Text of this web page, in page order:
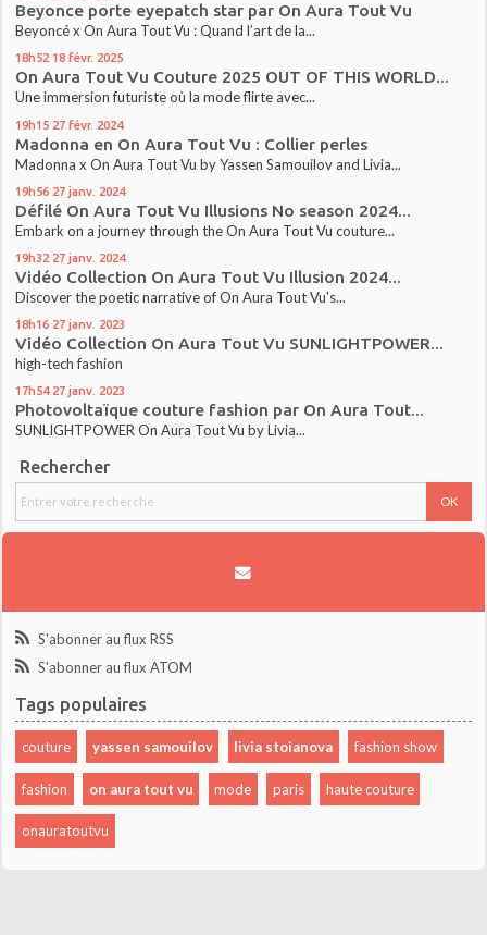
Beyonce porte eyepatch star par On Aura Tout Vu
Beyoncé x On Aura Tout Vu : Quand l’art de la...
18h52 18 févr. 2025
On Aura Tout Vu Couture 2025 OUT OF THIS WORLD...
Une immersion futuriste où la mode flirte avec...
19h15 27 févr. 2024
Madonna en On Aura Tout Vu : Collier perles
Madonna x On Aura Tout Vu by Yassen Samouilov and Livia...
19h56 27 janv. 2024
Défilé On Aura Tout Vu Illusions No season 2024...
Embark on a journey through the On Aura Tout Vu couture...
19h32 27 janv. 2024
Vidéo Collection On Aura Tout Vu Illusion 2024...
Discover the poetic narrative of On Aura Tout Vu's...
18h16 27 janv. 2023
Vidéo Collection On Aura Tout Vu SUNLIGHTPOWER...
high-tech fashion
17h54 27 janv. 2023
Photovoltaïque couture fashion par On Aura Tout...
SUNLIGHTPOWER On Aura Tout Vu by Livia...
Rechercher
S'abonner au flux RSS
S'abonner au flux ATOM
Tags populaires
couture yassen samouilov livia stoianova fashion show
fashion on aura tout vu mode paris haute couture
onauratoutvu